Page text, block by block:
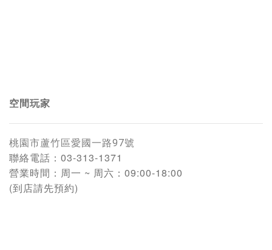
空間玩家
桃園市蘆竹區愛國一路97號
聯絡電話： 03-313-1371
營業時間： 周一 ~ 周六：09:00-18:00
(到店請先預約)